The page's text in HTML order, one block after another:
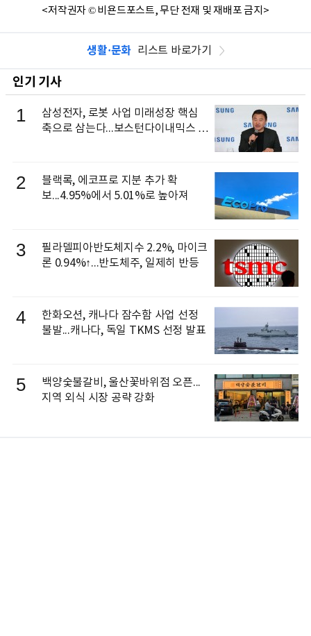
<저작권자 © 비욘드포스트, 무단 전재 및 재배포 금지>
생활·문화 리스트 바로가기
인기 기사
1
삼성전자, 로봇 사업 미래성장 핵심
축으로 삼는다...보스턴다이내믹스 출
2
블랙록, 에코프로 지분 추가 확
보...4.95%에서 5.01%로 높아져
3
필라델피아반도체지수 2.2%, 마이크
론 0.94%↑...반도체주, 일제히 반등
4
한화오션, 캐나다 잠수함 사업 선정
불발...캐나다, 독일 TKMS 선정 발표
5
백양숯불갈비, 울산꽃바위점 오픈...
지역 외식 시장 공략 강화